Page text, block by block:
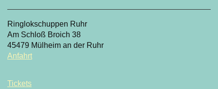
Ringlokschuppen Ruhr
Am Schloß Broich 38
45479 Mülheim an der Ruhr
Anfahrt
Tickets